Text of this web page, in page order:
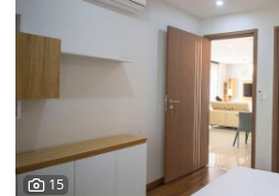
15